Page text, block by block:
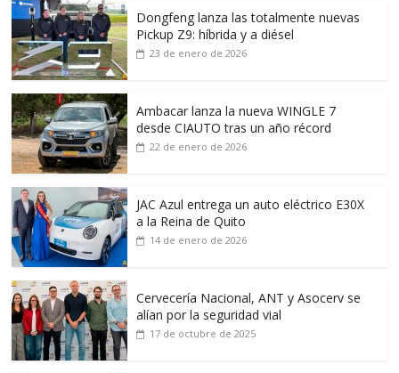
Dongfeng lanza las totalmente nuevas
Pickup Z9: híbrida y a diésel
23 de enero de 2026
Ambacar lanza la nueva WINGLE 7
desde CIAUTO tras un año récord
22 de enero de 2026
JAC Azul entrega un auto eléctrico E30X
a la Reina de Quito
14 de enero de 2026
Cervecería Nacional, ANT y Asocerv se
alían por la seguridad vial
17 de octubre de 2025